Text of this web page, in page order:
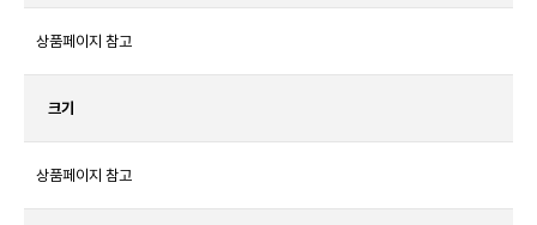
상품페이지 참고
크기
상품페이지 참고